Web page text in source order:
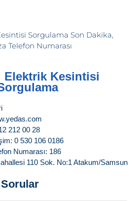
Elektrik Kesintisi
212 00 28
0 530 106 0186
Numarası: 186
110 Sok. No:1 Atakum/Samsun
Sorular